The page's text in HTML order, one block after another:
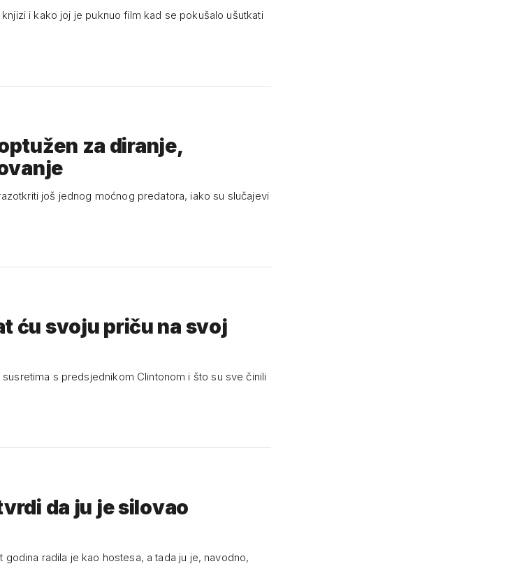
i kako joj je puknuo film kad se pokušalo ušutkati
za diranje,
još jednog moćnog predatora, iako su slučajevi
ću svoju priču na svoj
s predsjednikom Clintonom i što su sve činili
da ju je silovao
radila je kao hostesa, a tada ju je, navodno,